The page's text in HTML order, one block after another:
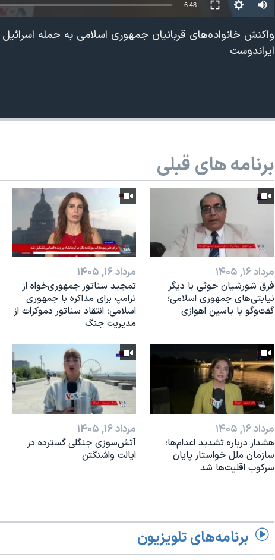
6:48
واکنش خانواده‌های قربانیان جمهوری اسلامی به حمله
ایراندوست
برنامه های قبلی
مرداد ۱۶, ۱۴۰۵
فرق شورشیان حوثی با دیگر
نیابتی‌های جمهوری اسلامی؛
گفت‌وگو با یاسین اهوازی
مرداد ۱۶, ۱۴۰۵
تمجید سناتور جمهوری‌خواه از
ترامپ برای مذاکره با جمهوری
اسلامی؛ انتقاد سناتور دموکرات از
مدیریت جنگ
مرداد ۱۶, ۱۴۰۵
هشدار درباره تشدید اعدام‌ها؛
سازمان ملل خواستار پایان
سرکوب اقلیت‌ها شد
مرداد ۱۶, ۱۴۰۵
آتش‌سوزی جنگلی گسترده در
ایالت واشنگتن
برنامه‌های تلویزیون